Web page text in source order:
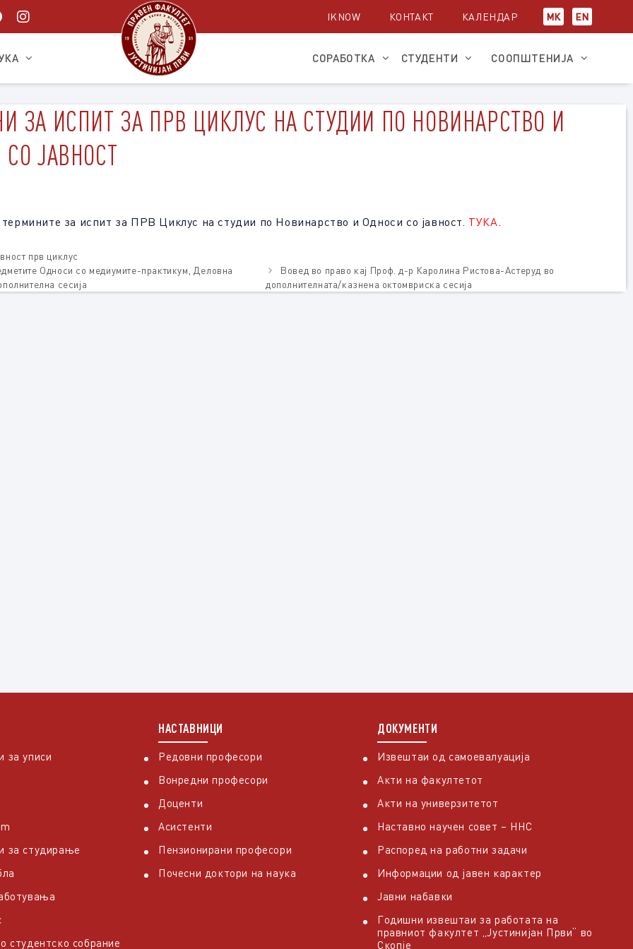
IKNOW КОНТАКТ КАЛЕНДАР МК EN
СОРАБОТКА СТУДЕНТИ СООПШТЕНИЈА
ЗА ИСПИТ ЗА ПРВ ЦИКЛУС НА СТУДИИ ПО НОВИНАРСТВО И
ЈАВНОСТ
за испит за ПРВ Циклус на студии по Новинарство и Односи со јавност. ТУКА.
прв циклус
Односи со медиумите-практикум, Деловна
сесија
Вовед во право кај Проф. д-р Каролина Ристова-Астеруд во
дополнителната/казнена октомвриска сесија
за уписи
за студирање
студентско собрание
НАСТАВНИЦИ
Редовни професори
Вонредни професори
Доценти
Асистенти
Пензионирани професори
Почесни доктори на наука
ДОКУМЕНТИ
Извештаи од самоевалуација
Акти на факултетот
Акти на универзитетот
Наставно научен совет – ННС
Распоред на работни задачи
Информации од јавен карактер
Јавни набавки
Годишни извештаи за работата на
правниот факултет „Јустинијан Први“ во
Скопје